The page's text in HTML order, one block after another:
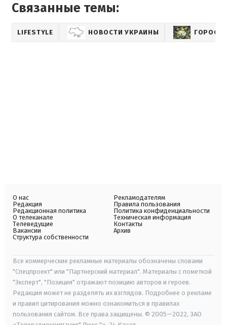
Связанные темы:
LIFESTYLE НОВОСТИ УКРАИНЫ
О нас
Редакция
Редакционная политика
О телеканале
Телеведущие
Вакансии
Структура собственности
Рекламодателям
Правила пользования
Политика конфиденциальности
Техническая информация
Контакты
Архив
Все коммерческие рекламные материалы обозначены словами
"Спецпроект" или "Партнерский материал". Материалы с пометкой
"Эксперт", "Позиция" отражают позицию авторов и героев.
Редакция может не разделять их взглядов. Подробнее о рекламе
и правил цитирования можно ознакомиться в правилах
пользования сайтом. Все права защищены. © 2005—2022, ЗАО